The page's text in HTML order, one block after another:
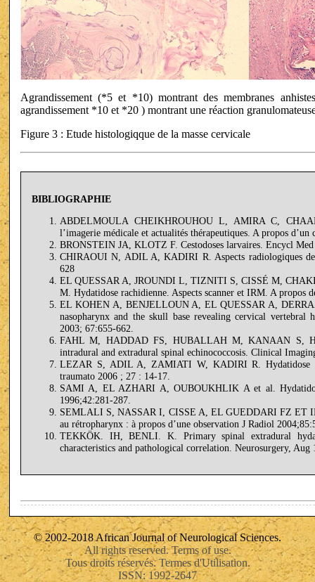
Agrandissement (*5 et *10) montrant des membranes
agrandissement *10 et *20 ) montrant une réaction
Figure 3 : Etude histologiqque de la masse cervicale
BIBLIOGRAPHIE
ABDELMOULA CHEIKHROUHOU L, AMIRA C,
l’imagerie médicale et actualités thérapeutiques. A propos
BRONSTEIN JA, KLOTZ F. Cestodoses larvaires. Encycl
CHIRAOUI N, ADIL A, KADIRI R. Aspects radiologiques
628
EL QUESSAR A, JROUNDI L, TIZNITI S, CISSÉ M,
M. Hydatidose rachidienne. Aspects scanner et IRM. A propos
EL KOHEN A, BENJELLOUN A, EL QUESSAR A,
nasopharynx and the skull base revealing cervical vertebral
2003; 67:655-662.
FAHL M, HADDAD FS, HUBALLAH M, KANAAN S,
intradural and extradural spinal echinococcosis. Clinical
LEZAR S, ADIL A, ZAMIATI W, KADIRI R. Hydatidose
traumato 2006 ; 27 : 14-17.
SAMI A, EL AZHARI A, OUBOUKHLIK A et al.
1996;42:281-287.
SEMLALI S, NASSAR I, CISSE A, EL GUEDDARI FZ ET
au rétropharynx : à propos d’une observation J Radiol
TEKKÖK. IH, BENLI. K. Primary spinal extradural
characteristics and pathological correlation. Neurosurgery,
© 2002-2018 African Journal of Neurological Sciences.
All rights reserved. Terms of use.
Tous droits réservés. Termes d'Utilisation.
ISSN: 1992-2647